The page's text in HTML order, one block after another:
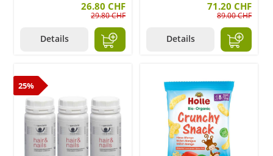
26.80 CHF
29.80 CHF
Details
71.20 CHF
89.00 CHF
Details
25%